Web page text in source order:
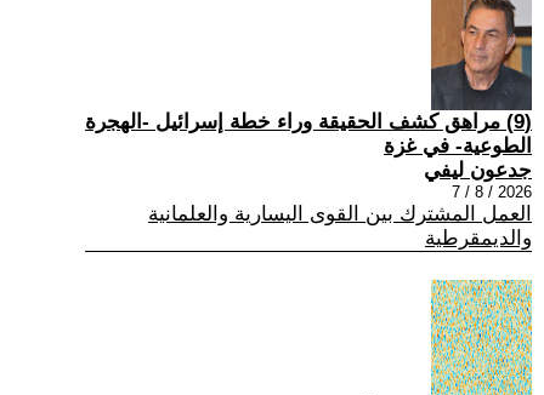
(9) مراهق كشف الحقيقة وراء خطة إسرائيل -الهجرة
الطوعية- في غزة
جدعون ليفي
2026 / 8 / 7
العمل المشترك بين القوى اليسارية والعلمانية
والديمقرطية